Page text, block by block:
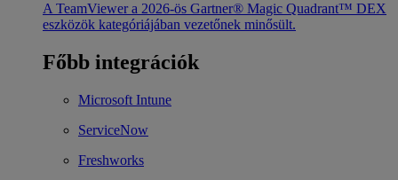
A TeamViewer a 2026-ös Gartner® Magic Quadrant™ DEX
eszközök kategóriájában vezetőnek minősült.
Főbb integrációk
Microsoft Intune
ServiceNow
Freshworks